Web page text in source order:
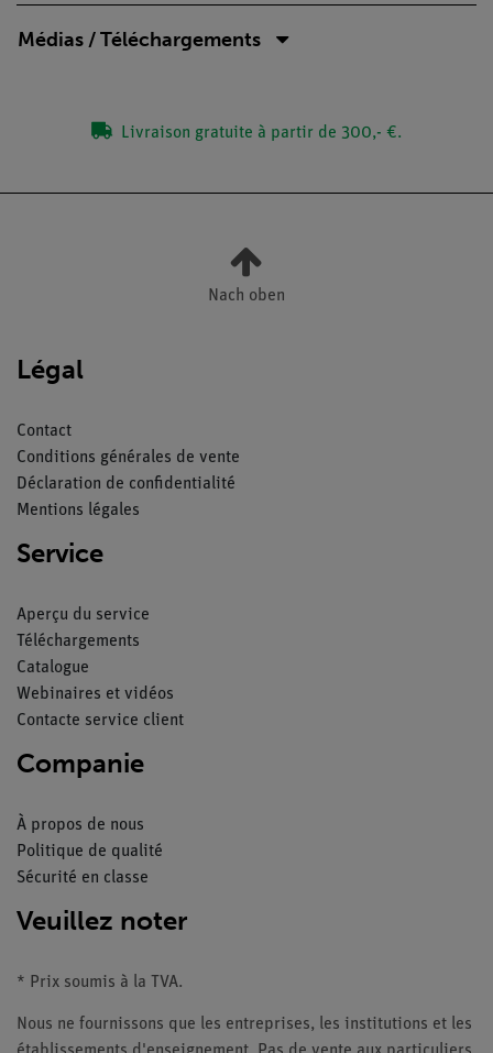
Médias / Téléchargements
Livraison gratuite à partir de 300,- €.
Nach oben
Légal
Contact
Conditions générales de vente
Déclaration de confidentialité
Mentions légales
Service
Aperçu du service
Téléchargements
Catalogue
Webinaires et vidéos
Contacte service client
Companie
À propos de nous
Politique de qualité
Sécurité en classe
Veuillez noter
* Prix soumis à la TVA.
Nous ne fournissons que les entreprises, les institutions et les